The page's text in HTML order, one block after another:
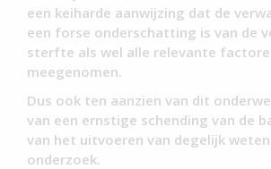
een keiharde aanwijzing dat de
een forse onderschatting is van de
sterfte als wel alle relevante
meegenomen.
Dus ook ten aanzien van dit
van een ernstige schending van de
van het uitvoeren van degelijk
onderzoek.